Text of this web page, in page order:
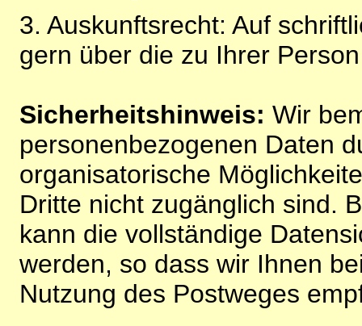
3. Auskunftsrecht: Auf
gern über die zu Ihrer
Sicherheitshinweis: Wir
personenbezogenen Daten
organisatorische
Dritte nicht zugänglich sind.
kann die vollständige
werden, so dass wir Ihnen
Nutzung des Postweges